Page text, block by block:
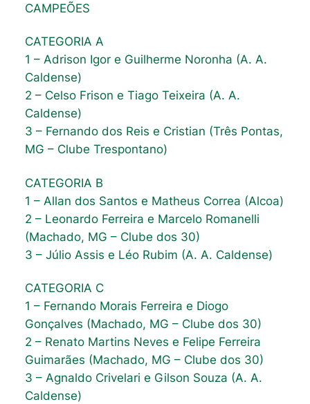
CAMPEÕES
CATEGORIA A
1 – Adrison Igor e Guilherme Noronha (A. A.
Caldense)
2 – Celso Frison e Tiago Teixeira (A. A.
Caldense)
3 – Fernando dos Reis e Cristian (Três Pontas,
MG – Clube Trespontano)
CATEGORIA B
1 – Allan dos Santos e Matheus Correa (Alcoa)
2 – Leonardo Ferreira e Marcelo Romanelli
(Machado, MG – Clube dos 30)
3 – Júlio Assis e Léo Rubim (A. A. Caldense)
CATEGORIA C
1 – Fernando Morais Ferreira e Diogo
Gonçalves (Machado, MG – Clube dos 30)
2 – Renato Martins Neves e Felipe Ferreira
Guimarães (Machado, MG – Clube dos 30)
3 – Agnaldo Crivelari e Gilson Souza (A. A.
Caldense)